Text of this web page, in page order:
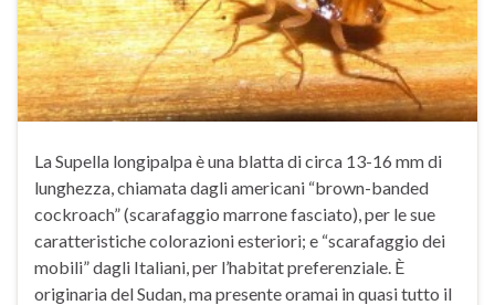
La Supella longipalpa è una blatta di circa 13-16 mm di
lunghezza, chiamata dagli americani “brown-banded
cockroach” (scarafaggio marrone fasciato), per le sue
caratteristiche colorazioni esteriori; e “scarafaggio dei
mobili” dagli Italiani, per l’habitat preferenziale. È
originaria del Sudan, ma presente oramai in quasi tutto il